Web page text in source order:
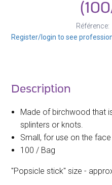
Référence
Register/login to see
Description
Made of birchwood that
splinters or knots.
Small, for use on the
100 / Bag
"Popsicle stick" size -